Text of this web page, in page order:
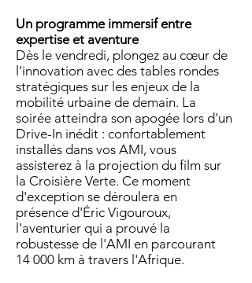
Un programme immersif entre
expertise et aventure
Dès le vendredi, plongez au cœur de
l'innovation avec des tables rondes
stratégiques sur les enjeux de la
mobilité urbaine de demain. La
soirée atteindra son apogée lors d'un
Drive-In inédit : confortablement
installés dans vos AMI, vous
assisterez à la projection du film sur
la Croisière Verte. Ce moment
d'exception se déroulera en
présence d'Éric Vigouroux,
l'aventurier qui a prouvé la
robustesse de l'AMI en parcourant
14 000 km à travers l'Afrique.